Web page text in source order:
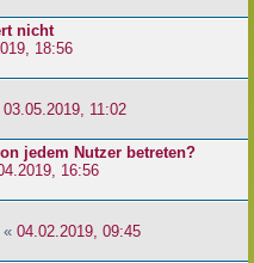
nicht
18:56
03.05.2019, 11:02
jedem Nutzer betreten?
16:56
« 04.02.2019, 09:45